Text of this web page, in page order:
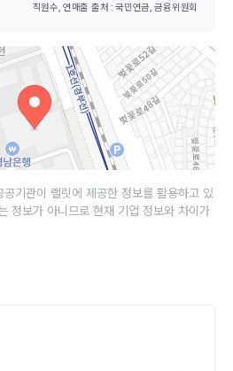
직원수, 연매출 출처 : 국민연금, 금융위원회
기관이 랠릿에 제공한 정보를 활용하고 있
정보가 아니므로 현재 기업 정보와 차이가